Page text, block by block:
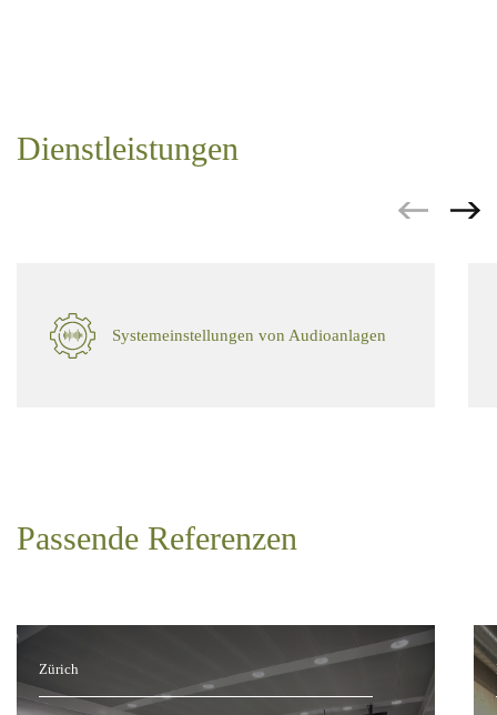
Dienstleistungen
Systemeinstellungen von Audioanlagen
Passende Referenzen
Zürich